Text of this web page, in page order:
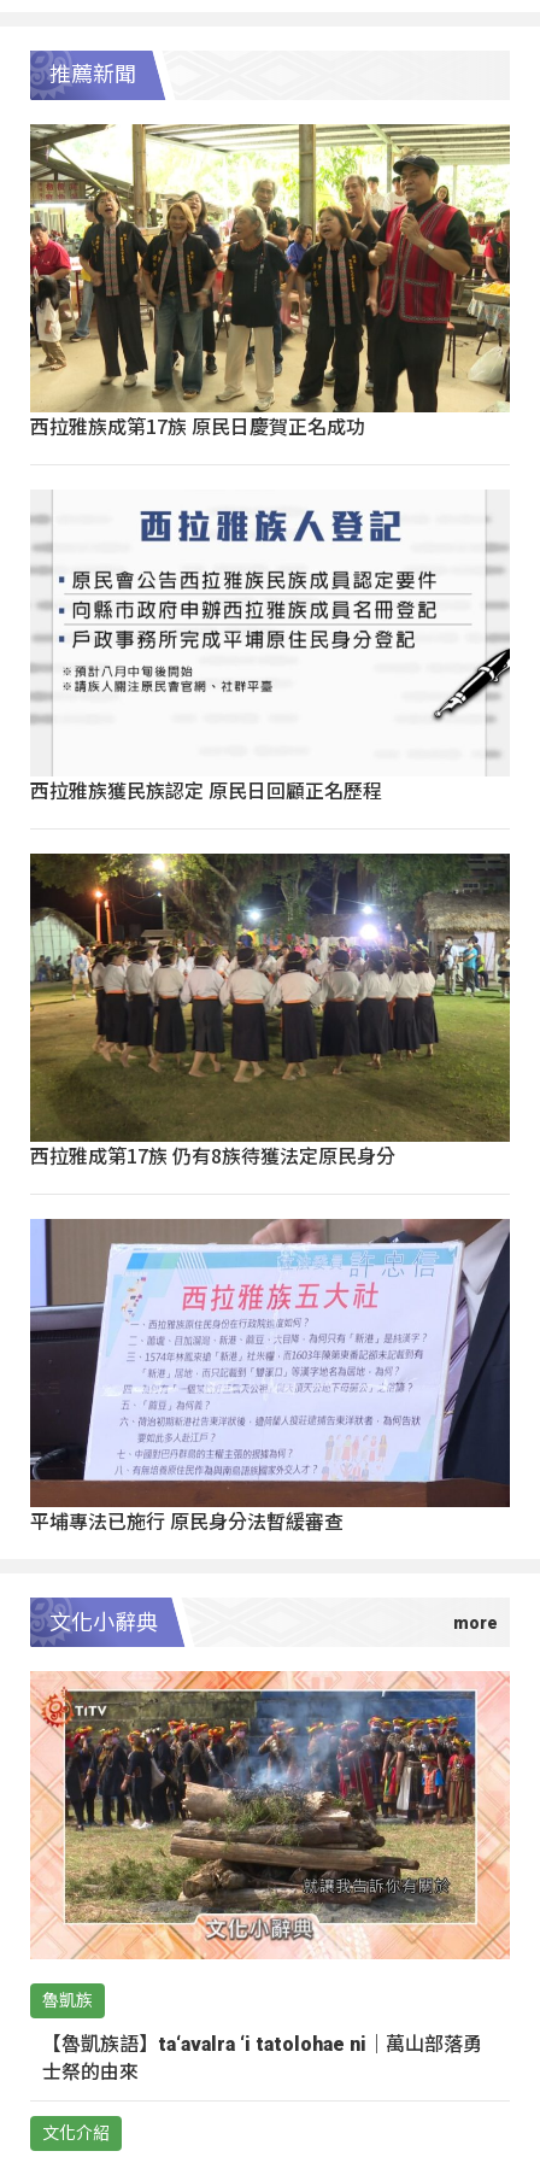
推薦新聞
西拉雅族成第17族 原民日慶賀正名成功
西拉雅族獲民族認定 原民日回顧正名歷程
西拉雅成第17族 仍有8族待獲法定原民身分
平埔專法已施行 原民身分法暫緩審查
文化小辭典
魯凱族
【魯凱族語】ta‘avalra ‘i tatolohae ni｜萬山部落勇
士祭的由來
文化介紹